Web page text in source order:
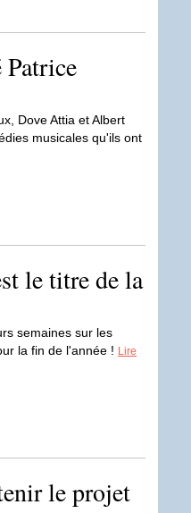
Dove Attia et Albert
musicales qu'ils ont
le titre de la
semaines sur les
la fin de l'année ! Lire
le projet